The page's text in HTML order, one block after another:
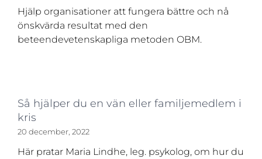
Hjälp organisationer att fungera bättre och nå
önskvärda resultat med den
beteendevetenskapliga metoden OBM.
Så hjälper du en vän eller familjemedlem i
kris
20 december, 2022
Här pratar Maria Lindhe, leg. psykolog, om hur du